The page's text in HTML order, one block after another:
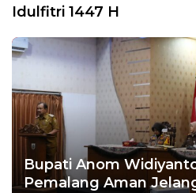
Idulfitri 1447 H
Bupati Anom
Pemalang Aman